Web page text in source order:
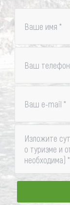
Ваше имя *
Ваш телефон
Ваш e-mail *
Изложите
о туризме и
необходима) *